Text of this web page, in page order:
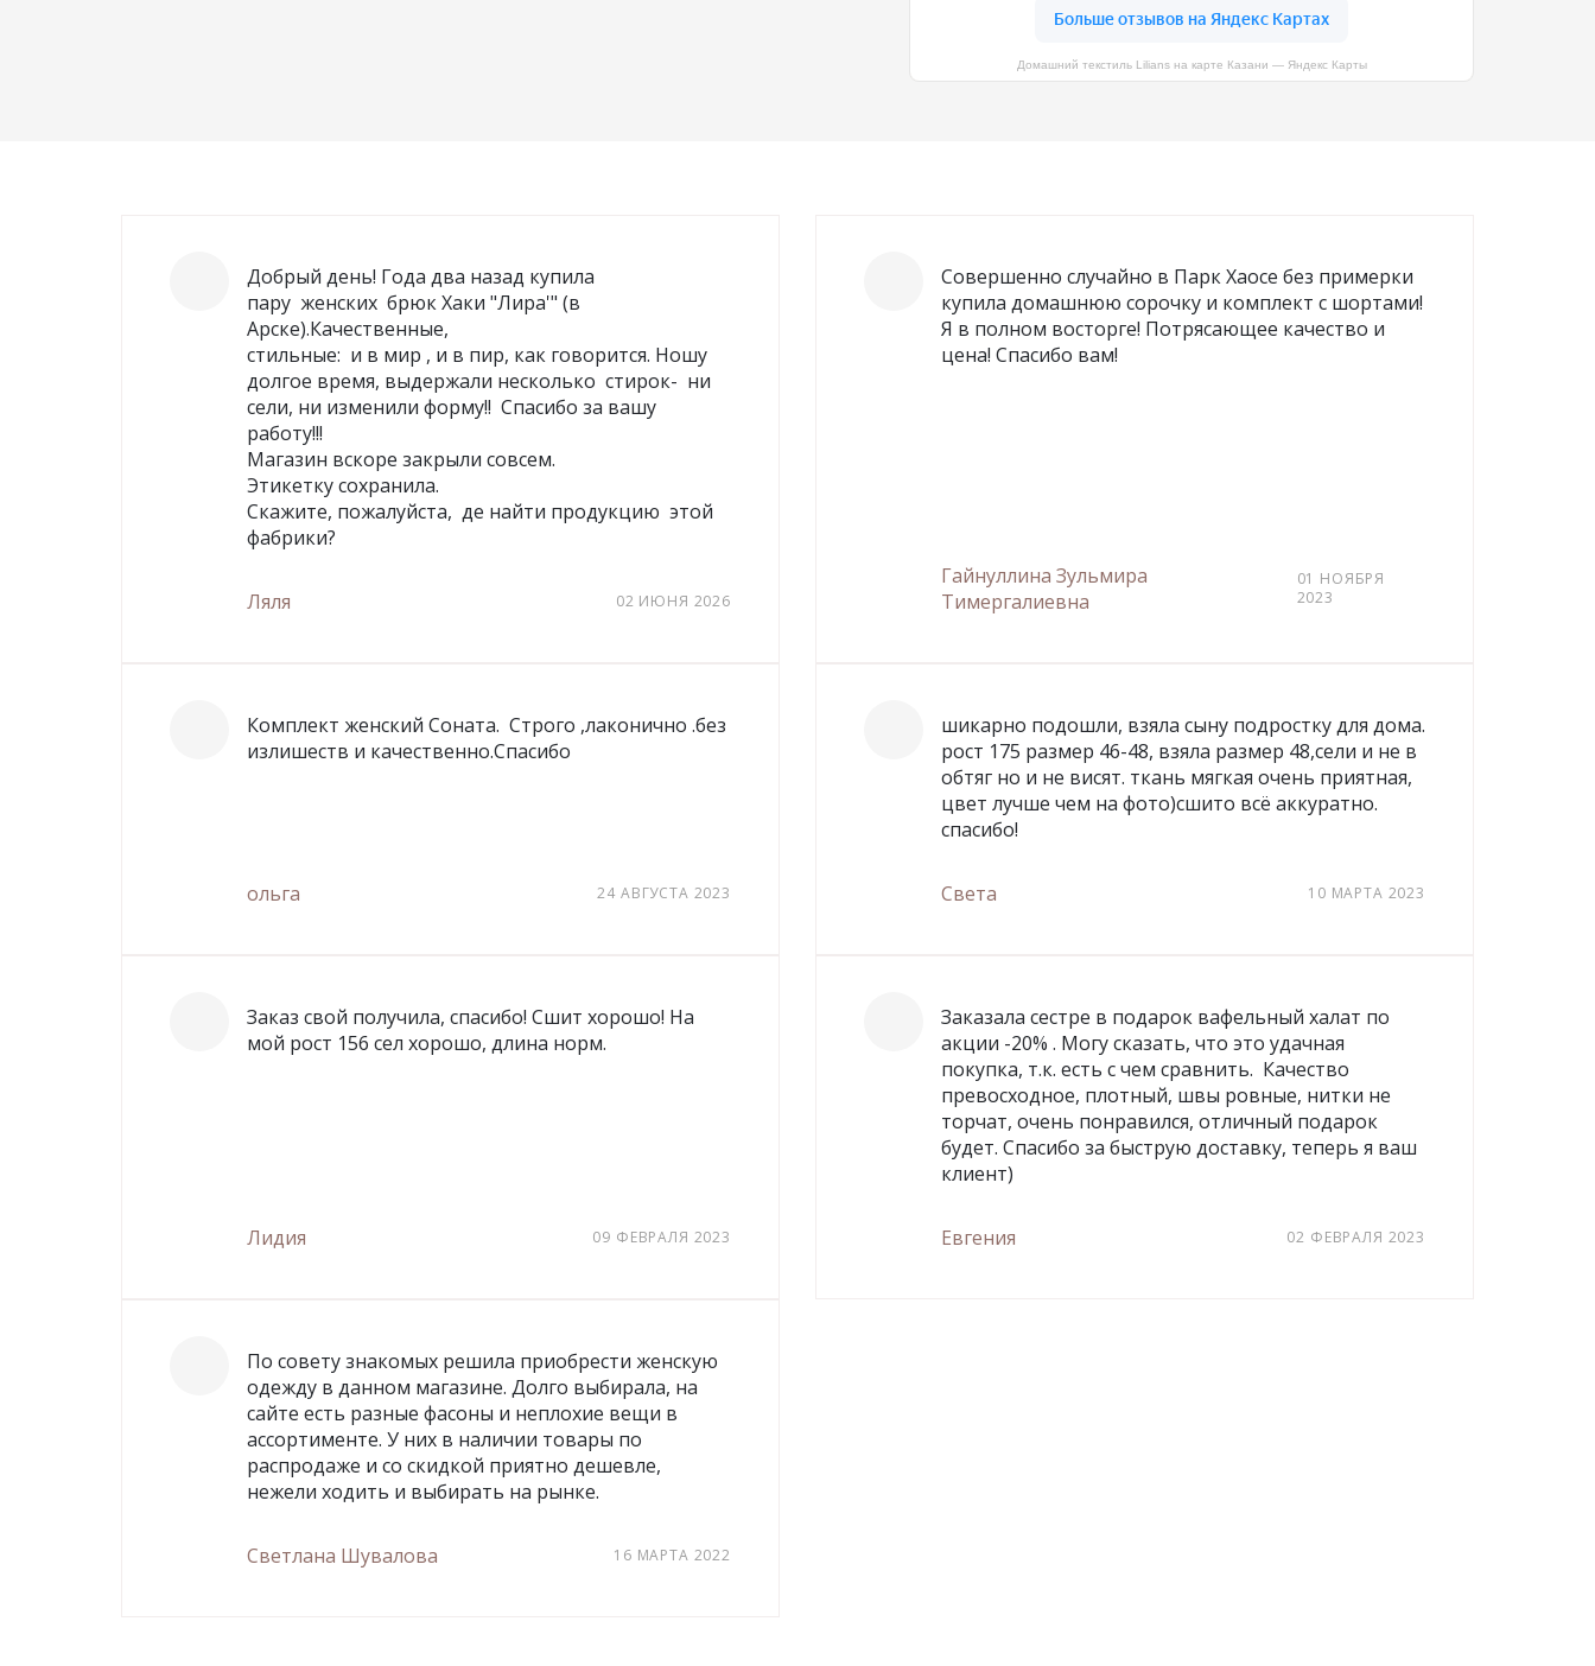
Водолазки
Фуфайки женские
Юбки
Брюки
Шорты
Лосины/Бриджи/Леггинсы
Распродажа
Домашний текстиль Lilians на карте Казани — Яндекс Карты
Добрый день! Года два назад купила
пару женских брюк Хаки "Лира'" (в
Арске).Качественные,
стильные: и в мир , и в пир, как говорится. Ношу
долгое время, выдержали несколько стирок- ни
сели, ни изменили форму!! Спасибо за вашу
работу!!!
Магазин вскоре закрыли совсем.
Этикетку сохранила.
Скажите, пожалуйста, де найти продукцию этой
фабрики?
Ляля 02 ИЮНЯ 2026
Совершенно случайно в Парк Хаосе без примерки
купила домашнюю сорочку и комплект с шортами!
Я в полном восторге! Потрясающее качество и
цена! Спасибо вам!
Гайнуллина Зульмира
Тимергалиевна
01 НОЯБРЯ
2023
Комплект женский Соната. Строго ,лаконично .без
излишеств и качественно.Спасибо
ольга 24 АВГУСТА 2023
шикарно подошли, взяла сыну подростку для дома.
рост 175 размер 46-48, взяла размер 48,сели и не в
обтяг но и не висят. ткань мягкая очень приятная,
цвет лучше чем на фото)сшито всё аккуратно.
спасибо!
Света 10 МАРТА 2023
Заказ свой получила, спасибо! Сшит хорошо! На
мой рост 156 сел хорошо, длина норм.
Лидия 09 ФЕВРАЛЯ 2023
Заказала сестре в подарок вафельный халат по
акции -20% . Могу сказать, что это удачная
покупка, т.к. есть с чем сравнить. Качество
превосходное, плотный, швы ровные, нитки не
торчат, очень понравился, отличный подарок
будет. Спасибо за быструю доставку, теперь я ваш
клиент)
Евгения 02 ФЕВРАЛЯ 2023
По совету знакомых решила приобрести женскую
одежду в данном магазине. Долго выбирала, на
сайте есть разные фасоны и неплохие вещи в
ассортименте. У них в наличии товары по
распродаже и со скидкой приятно дешевле,
нежели ходить и выбирать на рынке.
Светлана Шувалова 16 МАРТА 2022